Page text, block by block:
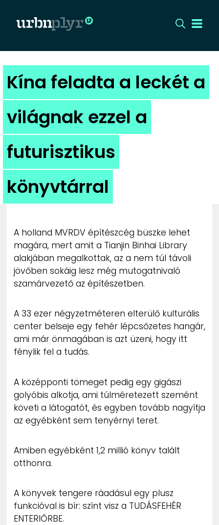
CÍMLAP
DIZÁJN
DIVAT
HIP
KULT
UTCA
ZENE
MÉDIAAJÁNLAT
IMPRESSZUM
PR-ARCHÍVUM
ADATKEZELÉSI TÁJÉKOZTATÓ
Kína feladta a leckét a
világnak ezzel a
futurisztikus
könyvtárral
A holland MVRDV építészcég büszke lehet
magára, mert amit a Tianjin Binhai Library
alakjában megalkottak, az a nem túl távoli
jövőben sokáig lesz még mutogatnivaló
szamárvezető az építészetben.
A 33 ezer négyzetméteren elterülő kulturális
center belseje egy fehér lépcsőzetes hangár,
ami már önmagában is azt üzeni, hogy itt
fénylik fel a tudás.
A középponti tömeget pedig egy gigászi
golyóbis alkotja, ami túlméretezett szemént
követi a látogatót, és egyben tovább nagyítja
az egyébként sem tenyérnyi teret.
Amiben egyébként 1,2 millió könyv talált
otthonra.
A könyvek tengere ráadásul egy plusz
funkcióval is bír: színt visz a TUDÁSFEHÉR
ENTERIŐRBE.